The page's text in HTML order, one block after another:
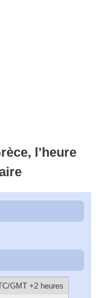
l’heure
GMT +2 heures